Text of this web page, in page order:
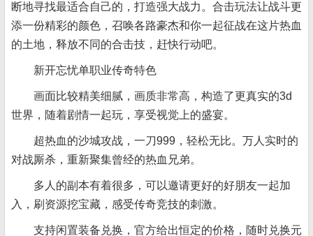
断地寻找最适合自己的，打造强大战力。合击玩法让战斗更
添一份精彩的颜色，召唤各路豪杰和你一起征战在这片热血
的土地，释放不同的合击技，赶快行动吧。
新开忘忧单职业传奇特色
画面比较精美细腻，画质非常高，构造了更真实的3d
世界，随着剧情一起玩，享受视觉上的盛宴。
超热血的沙城攻战，一刀999，轻松无比。万人实时的
对战厮杀，重新聚集曾经的热血兄弟。
多人的副本有着很多，可以邀请更好的好朋友一起加
入，刷资源挖宝藏，感受传奇竞技的刺激。
支持闲置装备兑换，官方给出恒定的价格，随时兑换元